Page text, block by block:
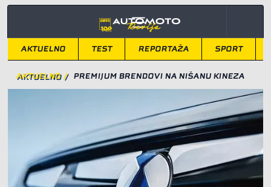
AKTUELNO TEST REPORTAŽA SPORT
AKTUELNO / PREMIJUM BRENDOVI NA NIŠANU KINEZA